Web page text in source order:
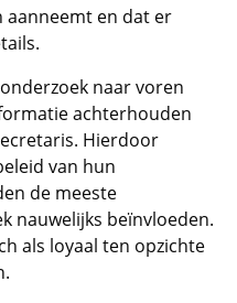
aanneemt en dat er
naar voren
achterhouden
Hierdoor
van hun
de meeste
nauwelijks beïnvloeden.
als loyaal ten opzichte